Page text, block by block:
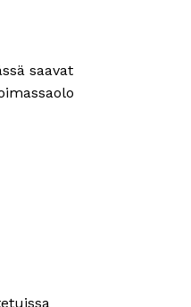
saavat